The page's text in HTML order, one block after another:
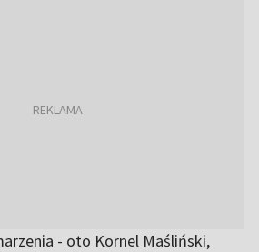
- oto Kornel Maśliński,